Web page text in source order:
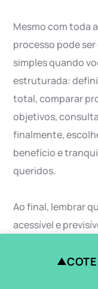
Mesmo com toda
processo pode
simples quando
estruturada:
total, comparar
objetivos,
finalmente,
benefício e
queridos.
Ao final, lembrar
acessível e
justas de▲